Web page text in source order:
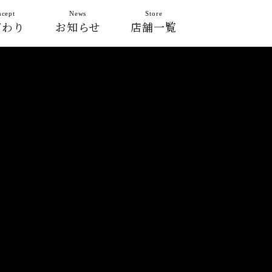
り お知らせ
News
店舗一覧
Store